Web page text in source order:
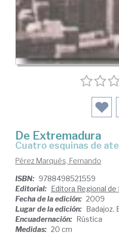
De Extremadura
cuatro esquinas de
Pérez Marqués, Fernando
ISBN: 9788498521559
Editorial: Editora Regional
Fecha de la edición: 2009
Lugar de la edición: Badajoz.
Encuadernación: Rústica
Medidas: 20 cm